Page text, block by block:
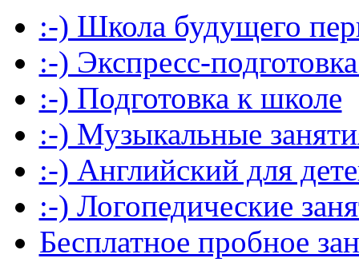
:-) Школа будущего
:-) Экспресс-
:-) Подготовка к школе
:-) Музыкальные
:-) Английский для
:-) Логопедические
Бесплатное пробное